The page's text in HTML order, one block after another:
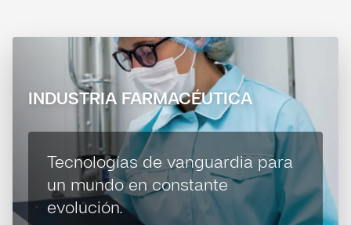
INDUSTRIA FARMACÉUTICA
Tecnologías de vanguardia para
un mundo en constante
evolución.